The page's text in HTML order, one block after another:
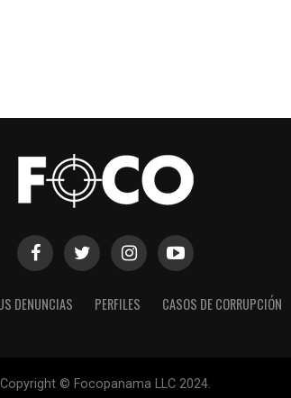
DENUNCIAS PERFILES CASOS DE CORRUPCIÓN
Copyright © Focopanama LLC 2024.